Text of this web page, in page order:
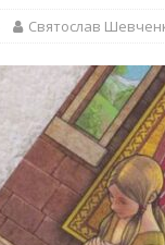
Святослав